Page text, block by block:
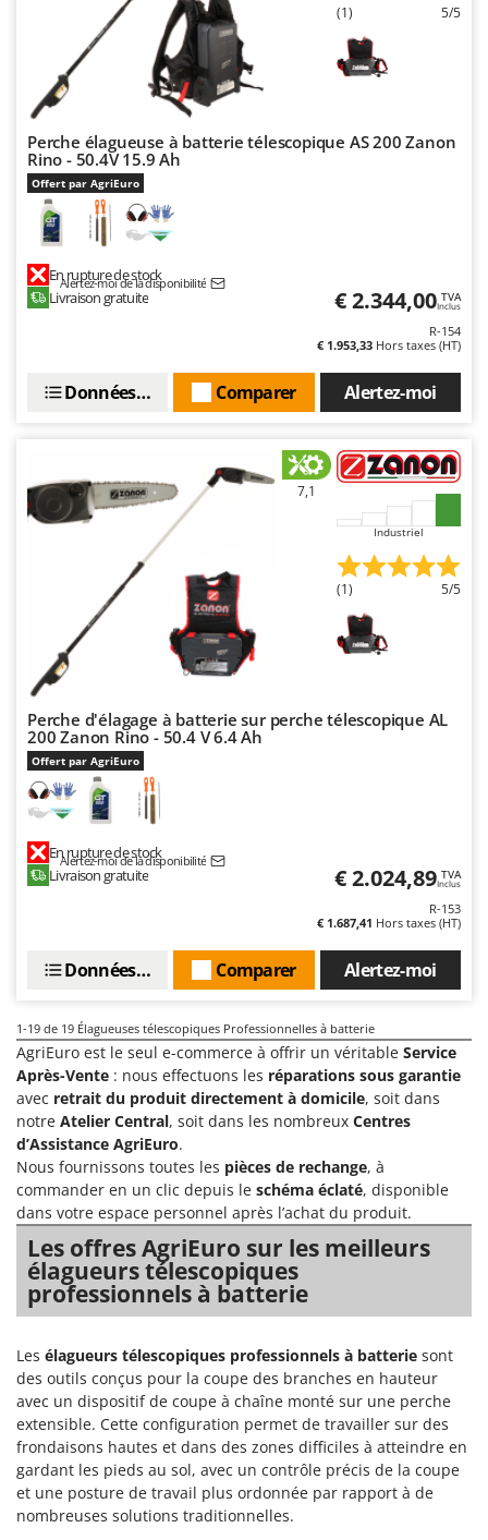
(1) 5/5
Perche élagueuse à batterie télescopique AS 200 Zanon
Rino - 50.4V 15.9 Ah
Offert par AgriEuro
En rupture de stock
Alertez-moi de la disponibilité
Livraison gratuite € 2.344,00 TVA
Inclus
R-154
€ 1.953,33 Hors taxes (HT)
Alertez-moi
Comparer
Données techniques
7,1
Industriel
(1) 5/5
Perche d'élagage à batterie sur perche télescopique AL
200 Zanon Rino - 50.4 V 6.4 Ah
Offert par AgriEuro
En rupture de stock
Alertez-moi de la disponibilité
Livraison gratuite € 2.024,89 TVA
Inclus
R-153
€ 1.687,41 Hors taxes (HT)
Alertez-moi
Comparer
Données techniques
1-19 de 19 Élagueuses télescopiques Professionnelles à batterie
AgriEuro est le seul e-commerce à offrir un véritable Service
Après-Vente : nous effectuons les réparations sous garantie
avec retrait du produit directement à domicile, soit dans
notre Atelier Central, soit dans les nombreux Centres
d’Assistance AgriEuro.
Nous fournissons toutes les pièces de rechange, à
commander en un clic depuis le schéma éclaté, disponible
dans votre espace personnel après l’achat du produit.
Les offres AgriEuro sur les meilleurs
élagueurs télescopiques
professionnels à batterie
Les élagueurs télescopiques professionnels à batterie sont
des outils conçus pour la coupe des branches en hauteur
avec un dispositif de coupe à chaîne monté sur une perche
extensible. Cette configuration permet de travailler sur des
frondaisons hautes et dans des zones difficiles à atteindre en
gardant les pieds au sol, avec un contrôle précis de la coupe
et une posture de travail plus ordonnée par rapport à de
nombreuses solutions traditionnelles.